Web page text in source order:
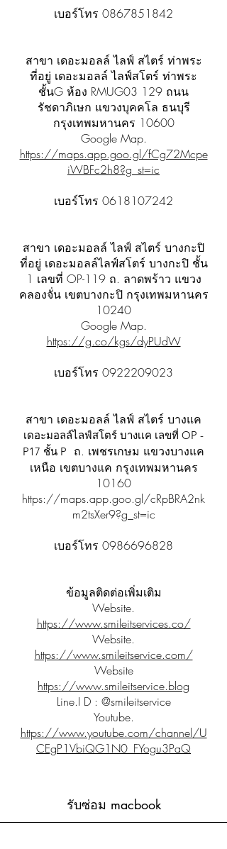
เบอร์โทร 0867851842
สาขา เดอะมอลล์ ไลฟ์ สไตร์ ท่าพระ
ที่อยู่ เดอะมอลล์ ไลฟ์สโตร์ ท่าพระ
ชั้นG ห้อง RMUG03 129 ถนน
รัชดาภิเษก แขวงบุคคโล ธนบุรี
กรุงเทพมหานคร 10600
Google Map.
https://maps.app.goo.gl/fCg72Mcpe
iWBFc2h8?g_st=ic
เบอร์โทร 0618107242
สาขา เดอะมอลล์ ไลฟ์ สไตร์ บางกะปิ
ที่อยู่ เดอะมอลล์ไลฟ์สโตร์ บางกะปิ ชั้น
1 เลขที่ OP-119 ถ. ลาดพร้าว แขวง
คลองจั่น เขตบางกะปิ กรุงเทพมหานคร
10240
Google Map.
https://g.co/kgs/dyPUdW
เบอร์โทร 0922209023
สาขา เดอะมอลล์ ไลฟ์ สไตร์ บางแค
เดอะมอลล์ไลฟ์สโตร์ บางเเค เลขที่ OP -
P17 ชั้น P
ถ. เพชรเกษม แขวงบางแค
เหนือ เขตบางแค กรุงเทพมหานคร
10160
https://maps.app.goo.gl/cRpBRA2nk
m2tsXer9?g_st=ic
เบอร์โทร 0986696828
ข้อมูลติดต่อเพิ่มเติม
Website.
https://www.smileitservices.co/
Website.
https://www.smileitservice.com/
Website
https://www.smileitservice.blog
Line.I D : @smileitservice
Youtube.
https://www.youtube.com/channel/U
CEgP1VbiQG1N0_FYogu3PaQ
รับซ่อม macbook